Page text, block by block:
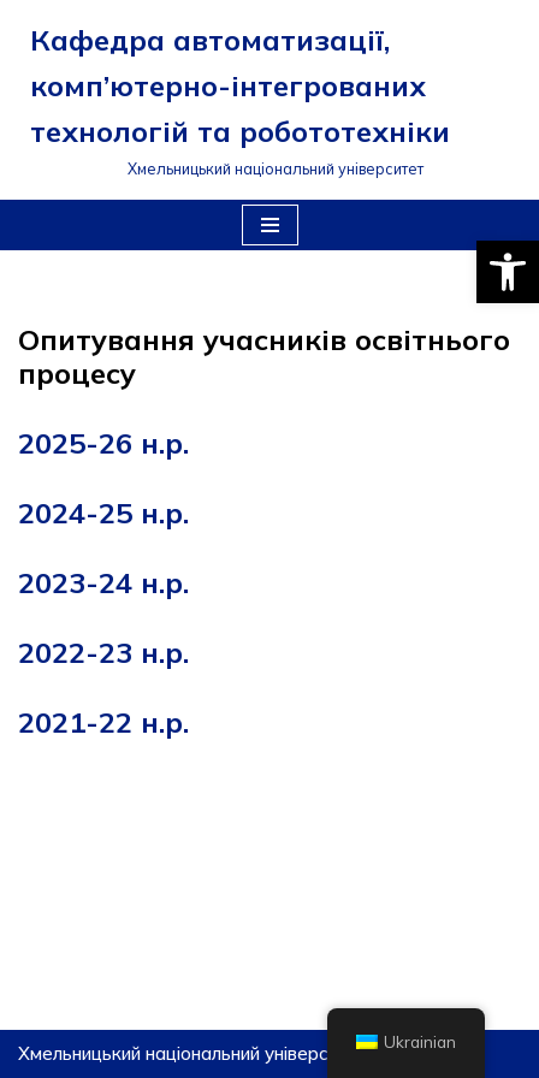
Перейти
до
вмісту
Кафедра автоматизації,
комп’ютерно-інтегрованих
технологій та робототехніки
Хмельницький національний університет
Опитування учасників освітнього
процесу
2025-26 н.р.
2024-25 н.р.
2023-24 н.р.
2022-23 н.р.
2021-22 н.р.
Хмельницький національний університет, 2019-2026
Ukrainian